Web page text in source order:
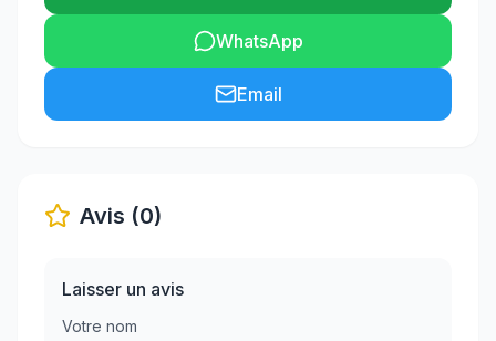
WhatsApp
Email
Avis (0)
Laisser un avis
Votre nom